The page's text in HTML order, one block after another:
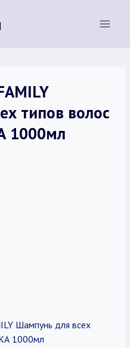
типов волос
1000мл
Шампунь для всех
1000мл